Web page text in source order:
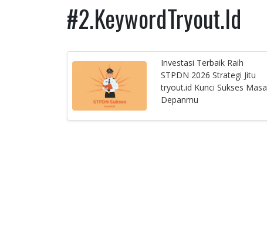
#2.KeywordTryout.Id
Investasi Terbaik Raih
STPDN 2026 Strategi Jitu
tryout.id Kunci Sukses Masa
Depanmu